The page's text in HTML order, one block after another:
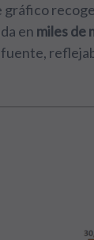
en miles de
fuente,